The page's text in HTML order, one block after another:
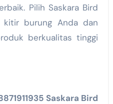
Pilih Saskara Bird
kitir burung Anda dan
berkualitas tinggi
Saskara Bird